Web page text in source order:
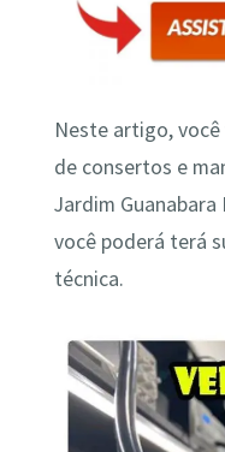
Neste artigo,
de consertos e
Jardim Guanabara
você poderá terá
técnica.